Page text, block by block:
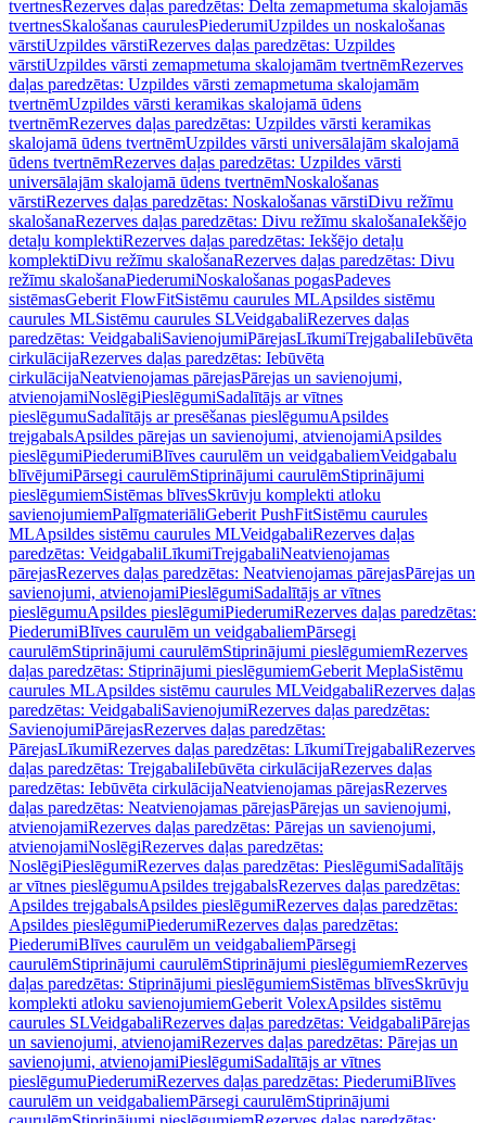
tvertnesRezerves daļas paredzētas: Delta zemapmetuma skalojamās
tvertnesSkalošanas caurulesPiederumiUzpildes un noskalošanas
vārstiUzpildes vārstiRezerves daļas paredzētas: Uzpildes
vārstiUzpildes vārsti zemapmetuma skalojamām tvertnēmRezerves
daļas paredzētas: Uzpildes vārsti zemapmetuma skalojamām
tvertnēmUzpildes vārsti keramikas skalojamā ūdens
tvertnēmRezerves daļas paredzētas: Uzpildes vārsti keramikas
skalojamā ūdens tvertnēmUzpildes vārsti universālajām skalojamā
ūdens tvertnēmRezerves daļas paredzētas: Uzpildes vārsti
universālajām skalojamā ūdens tvertnēmNoskalošanas
vārstiRezerves daļas paredzētas: Noskalošanas vārstiDivu režīmu
skalošanaRezerves daļas paredzētas: Divu režīmu skalošanaIekšējo
detaļu komplektiRezerves daļas paredzētas: Iekšējo detaļu
komplektiDivu režīmu skalošanaRezerves daļas paredzētas: Divu
režīmu skalošanaPiederumiNoskalošanas pogasPadeves
sistēmasGeberit FlowFitSistēmu caurules MLApsildes sistēmu
caurules MLSistēmu caurules SLVeidgabaliRezerves daļas
paredzētas: VeidgabaliSavienojumiPārejasLīkumiTrejgabaliIebūvēta
cirkulācijaRezerves daļas paredzētas: Iebūvēta
cirkulācijaNeatvienojamas pārejasPārejas un savienojumi,
atvienojamiNoslēgiPieslēgumiSadalītājs ar vītnes
pieslēgumuSadalītājs ar presēšanas pieslēgumuApsildes
trejgabalsApsildes pārejas un savienojumi, atvienojamiApsildes
pieslēgumiPiederumiBlīves caurulēm un veidgabaliemVeidgabalu
blīvējumiPārsegi caurulēmStiprinājumi caurulēmStiprinājumi
pieslēgumiemSistēmas blīvesSkrūvju komplekti atloku
savienojumiemPalīgmateriāliGeberit PushFitSistēmu caurules
MLApsildes sistēmu caurules MLVeidgabaliRezerves daļas
paredzētas: VeidgabaliLīkumiTrejgabaliNeatvienojamas
pārejasRezerves daļas paredzētas: Neatvienojamas pārejasPārejas un
savienojumi, atvienojamiPieslēgumiSadalītājs ar vītnes
pieslēgumuApsildes pieslēgumiPiederumiRezerves daļas paredzētas:
PiederumiBlīves caurulēm un veidgabaliemPārsegi
caurulēmStiprinājumi caurulēmStiprinājumi pieslēgumiemRezerves
daļas paredzētas: Stiprinājumi pieslēgumiemGeberit MeplaSistēmu
caurules MLApsildes sistēmu caurules MLVeidgabaliRezerves daļas
paredzētas: VeidgabaliSavienojumiRezerves daļas paredzētas:
SavienojumiPārejasRezerves daļas paredzētas:
PārejasLīkumiRezerves daļas paredzētas: LīkumiTrejgabaliRezerves
daļas paredzētas: TrejgabaliIebūvēta cirkulācijaRezerves daļas
paredzētas: Iebūvēta cirkulācijaNeatvienojamas pārejasRezerves
daļas paredzētas: Neatvienojamas pārejasPārejas un savienojumi,
atvienojamiRezerves daļas paredzētas: Pārejas un savienojumi,
atvienojamiNoslēgiRezerves daļas paredzētas:
NoslēgiPieslēgumiRezerves daļas paredzētas: PieslēgumiSadalītājs
ar vītnes pieslēgumuApsildes trejgabalsRezerves daļas paredzētas:
Apsildes trejgabalsApsildes pieslēgumiRezerves daļas paredzētas:
Apsildes pieslēgumiPiederumiRezerves daļas paredzētas:
PiederumiBlīves caurulēm un veidgabaliemPārsegi
caurulēmStiprinājumi caurulēmStiprinājumi pieslēgumiemRezerves
daļas paredzētas: Stiprinājumi pieslēgumiemSistēmas blīvesSkrūvju
komplekti atloku savienojumiemGeberit VolexApsildes sistēmu
caurules SLVeidgabaliRezerves daļas paredzētas: VeidgabaliPārejas
un savienojumi, atvienojamiRezerves daļas paredzētas: Pārejas un
savienojumi, atvienojamiPieslēgumiSadalītājs ar vītnes
pieslēgumuPiederumiRezerves daļas paredzētas: PiederumiBlīves
caurulēm un veidgabaliemPārsegi caurulēmStiprinājumi